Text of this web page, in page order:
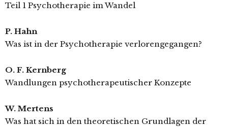
Teil 1 Psychotherapie im Wandel
P. Hahn
Was ist in der Psychotherapie verlorengegangen?
O. F. Kernberg
Wandlungen psychotherapeutischer Konzepte
W. Mertens
Was hat sich in den theoretischen Grundlagen der